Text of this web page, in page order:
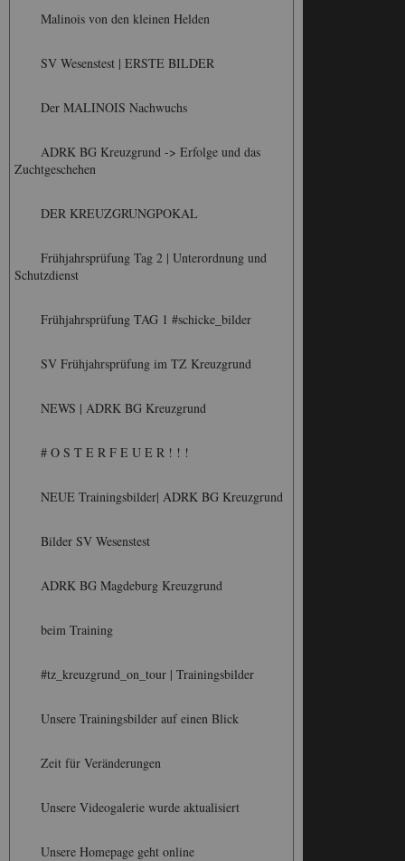
Malinois von den kleinen Helden
SV Wesenstest | ERSTE BILDER
Der MALINOIS Nachwuchs
ADRK BG Kreuzgrund -> Erfolge und das
Zuchtgeschehen
DER KREUZGRUNGPOKAL
Frühjahrsprüfung Tag 2 | Unterordnung und
Schutzdienst
Frühjahrsprüfung TAG 1 #schicke_bilder
SV Frühjahrsprüfung im TZ Kreuzgrund
NEWS | ADRK BG Kreuzgrund
# O S T E R F E U E R ! ! !
NEUE Trainingsbilder| ADRK BG Kreuzgrund
Bilder SV Wesenstest
ADRK BG Magdeburg Kreuzgrund
beim Training
#tz_kreuzgrund_on_tour | Trainingsbilder
Unsere Trainingsbilder auf einen Blick
Zeit für Veränderungen
Unsere Videogalerie wurde aktualisiert
Unsere Homepage geht online